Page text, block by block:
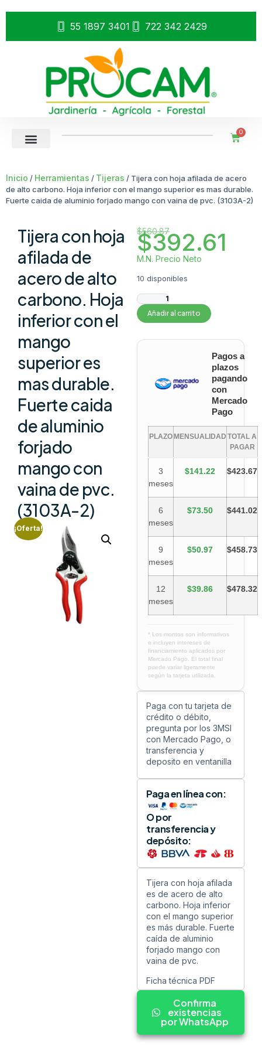
55 1897 3401 722 342 2429
0
Inicio / Herramientas / Tijeras / Tijera con hoja afilada de acero
de alto carbono. Hoja inferior con el mango superior es mas durable.
Fuerte caida de aluminio forjado mango con vaina de pvc. (3103A-2)
Tijera con hoja
afilada de
acero de alto
carbono. Hoja
inferior con el
mango
superior es
mas durable.
Fuerte caida
de aluminio
forjado
mango con
vaina de pvc.
(3103A-2)
¡Oferta!
$560.87
$392.61
M.N. Precio Neto
10 disponibles
Añadir al carrito
Pagos a
plazos
pagando
con
Mercado
Pago
PLAZO MENSUALIDAD TOTAL A
PAGAR
3
meses
$141.22 $423.67
6
meses
$73.50 $441.02
9
meses
$50.97 $458.73
12
meses
$39.86 $478.32
* Los montos son informativos
e incluyen intereses de
financiamiento aplicados por
Mercado Pago. El total final
puede variar ligeramente
según la tarjeta utilizada.
Paga con tu tarjeta de
crédito o débito,
pregunta por los 3MSI
con Mercado Pago, o
transferencia y
deposito en ventanilla
Paga en línea con:
O por
transferencia y
depósito:
Tijera con hoja afilada
es de acero de alto
carbono. Hoja inferior
con el mango superior
es más durable. Fuerte
caída de aluminio
forjado mango con
vaina de pvc.
Ficha técnica PDF
Confirma
existencias
por WhatsApp